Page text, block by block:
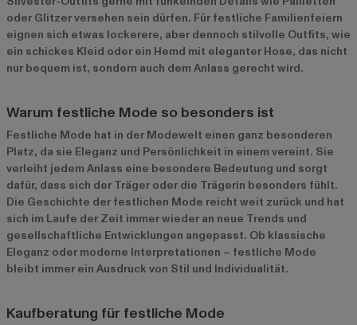
oder Glitzer versehen sein dürfen. Für festliche Familienfeiern
eignen sich etwas lockerere, aber dennoch stilvolle Outfits, wie
ein schickes Kleid oder ein Hemd mit eleganter Hose, das nicht
nur bequem ist, sondern auch dem Anlass gerecht wird.
Warum festliche Mode so besonders ist
Festliche Mode hat in der Modewelt einen ganz besonderen
Platz, da sie Eleganz und Persönlichkeit in einem vereint. Sie
verleiht jedem Anlass eine besondere Bedeutung und sorgt
dafür, dass sich der Träger oder die Trägerin besonders fühlt.
Die Geschichte der festlichen Mode reicht weit zurück und hat
sich im Laufe der Zeit immer wieder an neue Trends und
gesellschaftliche Entwicklungen angepasst. Ob klassische
Eleganz oder moderne Interpretationen – festliche Mode
bleibt immer ein Ausdruck von Stil und Individualität.
Kaufberatung für festliche Mode